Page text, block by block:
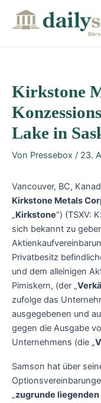
Kirkstone
Lake in
Von Pressebox / 23.
Vancouver, BC,
Kirkstone Metals
„Kirkstone“) (TSXV:
sich bekannt zu
Privatbesitz
und dem alleinigen
Pimiskern, (der „
zufolge das
ausgegebenen und
gegen die Ausgabe
Unternehmens (die „
Samson hat über
„zugrunde